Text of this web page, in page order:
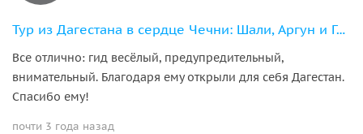
Тур из Дагестана в сердце Чечни: Шали, Аргун и Грозный
Все отлично: гид весёлый, предупредительный,
внимательный. Благодаря ему открыли для себя Дагестан.
Спасибо ему!
почти 3 года назад